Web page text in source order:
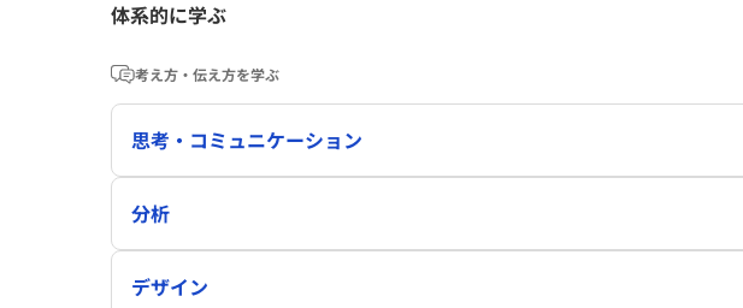
体系的に学ぶ
考え方・伝え方を学ぶ
思考・コミュニケーション
分析
デザイン